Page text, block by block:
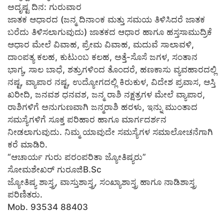
ಅದೃಷ್ಟ ದಿನ: ಗುರುವಾರ
ಜಾತಕ ಆಧಾರದ (ಜನ್ಮ ದಿನಾಂಕ ಮತ್ತು ಸಮಯ ತಿಳಿಸಿದರೆ ಜಾತಕ
ಬರೆದು ತಿಳಿಸಲಾಗುವುದು) ಜಾತಕದ ಆಧಾರ ಹಾಗೂ ಹಸ್ತಸಾಮುದ್ರಿಕೆ
ಆಧಾರ ಮೇಲೆ ವಿವಾಹ, ಪ್ರೇಮ ವಿವಾಹ, ಮದುವೆ ಸಾಲಾವಳಿ,
ದಾಂಪತ್ಯ ಕಲಹ, ಕುಟುಂಬ ಕಲಹ, ಅತ್ತೆ-ಸೊಸೆ ಜಗಳ, ಸಂತಾನ
ಭಾಗ್ಯ, ಸಾಲ ಬಾಧೆ, ಶತ್ರುಗಳಿಂದ ತೊಂದರೆ, ಹಣಕಾಸು ವ್ಯವಹಾರದಲ್ಲಿ
ನಷ್ಟ, ವ್ಯಾಪಾರ ನಷ್ಟ, ಉದ್ಯೋಗದಲ್ಲಿ ಕಿರುಕುಳ, ವಿದೇಶ ಪ್ರವಾಸ, ಆಸ್ತಿ
ಖರೀದಿ, ಜನವಶ ಧನವಶ, ಜನ್ಮ ರಾಶಿ ನಕ್ಷತ್ರಗಳ ಮೇಲೆ ವ್ಯಾಪಾರ,
ರಾಶಿಗಳಿಗೆ ಅನುಗುಣವಾಗಿ ಜನ್ಮರಾಶಿ ಹರಳು, ಇನ್ನು ಮುಂತಾದ
ಸಮಸ್ಯೆಗಳಿಗೆ ಸೂಕ್ತ ಪರಿಹಾರ ಹಾಗೂ ಮಾರ್ಗದರ್ಶನ
ನೀಡಲಾಗುವುದು. ನಿಮ್ಮ ಯಾವುದೇ ಸಮಸ್ಯೆಗಳ ಸಮಾಲೋಚನೆಗಾಗಿ
ಕರೆ ಮಾಡಿರಿ.
“ಆಚಾರ್ಯ ಗುರು ಪರಂಪರಿತಾ ಜ್ಯೋತಿಷ್ಯರು”
ಸೋಮಶೇಖರ್ ಗುರೂಜಿB.Sc
ಜ್ಯೋತಿಷ್ಯ ಶಾಸ್ತ್ರ, ವಾಸ್ತುಶಾಸ್ತ್ರ, ಸಂಖ್ಯಾಶಾಸ್ತ್ರ ಹಾಗೂ ನಾಡಿಶಾಸ್ತ್ರ
ಪರಿಣಿತರು.
Mob. 93534 88403